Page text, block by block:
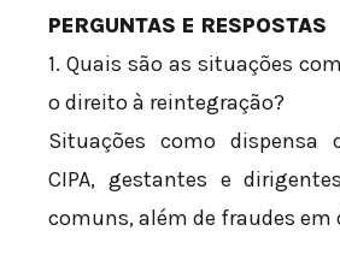
PERGUNTAS E RESPOSTAS
1. Quais são as situações
o direito à reintegração?
Situações como dispensa
CIPA, gestantes e
comuns, além de fraudes em